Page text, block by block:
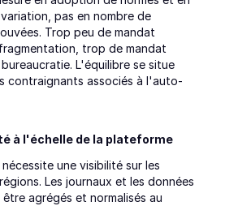
pas en nombre de
Trop peu de mandat
trop de mandat
L'équilibre se situe
contraignants associés à l'auto-
à l'échelle de la plateforme
une visibilité sur les
Les journaux et les données
agrégés et normalisés au